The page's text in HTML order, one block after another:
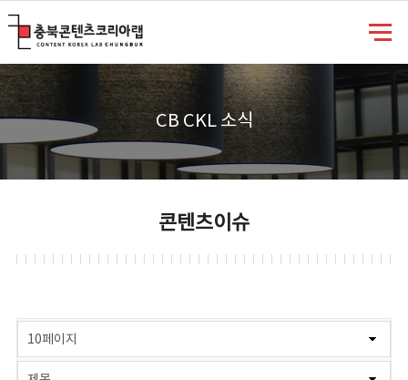
CB CKL 소식
콘텐츠이슈